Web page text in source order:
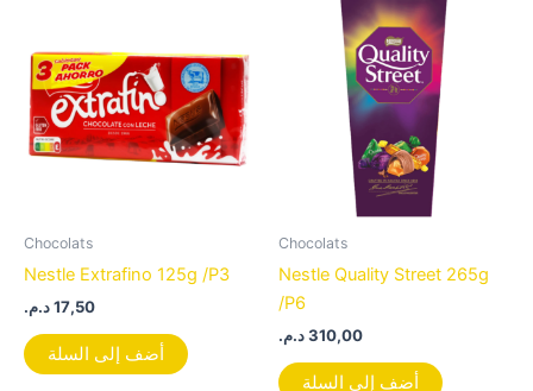
Chocolats
Nestle Extrafino 125g /P3
17,50د.م.
أضف إلى السلة
Chocolats
Nestle Quality Street 265g
/P6
310,00د.م.
أضف إلى السلة